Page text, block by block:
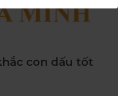
con dấu tốt